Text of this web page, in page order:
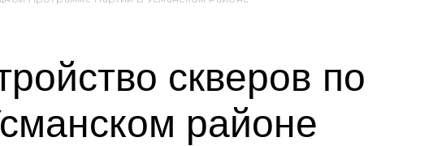
скверов по
районе